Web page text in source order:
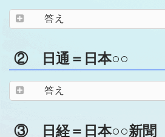
答え
② 日通＝日本○○
答え
③ 日経＝日本○○新聞